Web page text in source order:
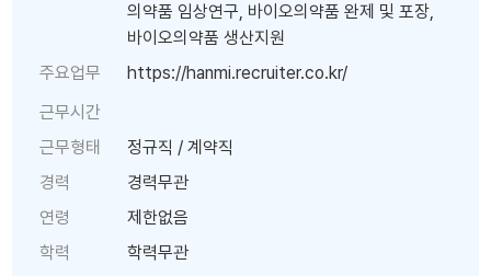
의약품 임상연구, 바이오의약품 완제 및 포장,
바이오의약품 생산지원
주요업무
https://hanmi.recruiter.co.kr/
근무시간
근무형태
정규직 / 계약직
경력
경력무관
연령
제한없음
학력
학력무관